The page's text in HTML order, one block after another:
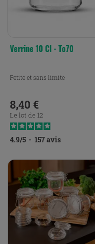
Verrine 10 Cl - To70
Petite et sans limite
Prix
8,40 €
Le lot de 12
4.9/5 - 157avis